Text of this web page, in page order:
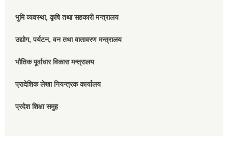
भुमि व्यवस्था, कृषि तथा सहकारी मन्त्रालय
उद्योग, पर्यटन, वन तथा वातावरण मन्त्रालय
भौतिक पूर्वाधार विकास मन्त्रालय
प्रादेशिक लेखा नियन्त्रक कार्यालय
प्रदेश शिक्षा समुह